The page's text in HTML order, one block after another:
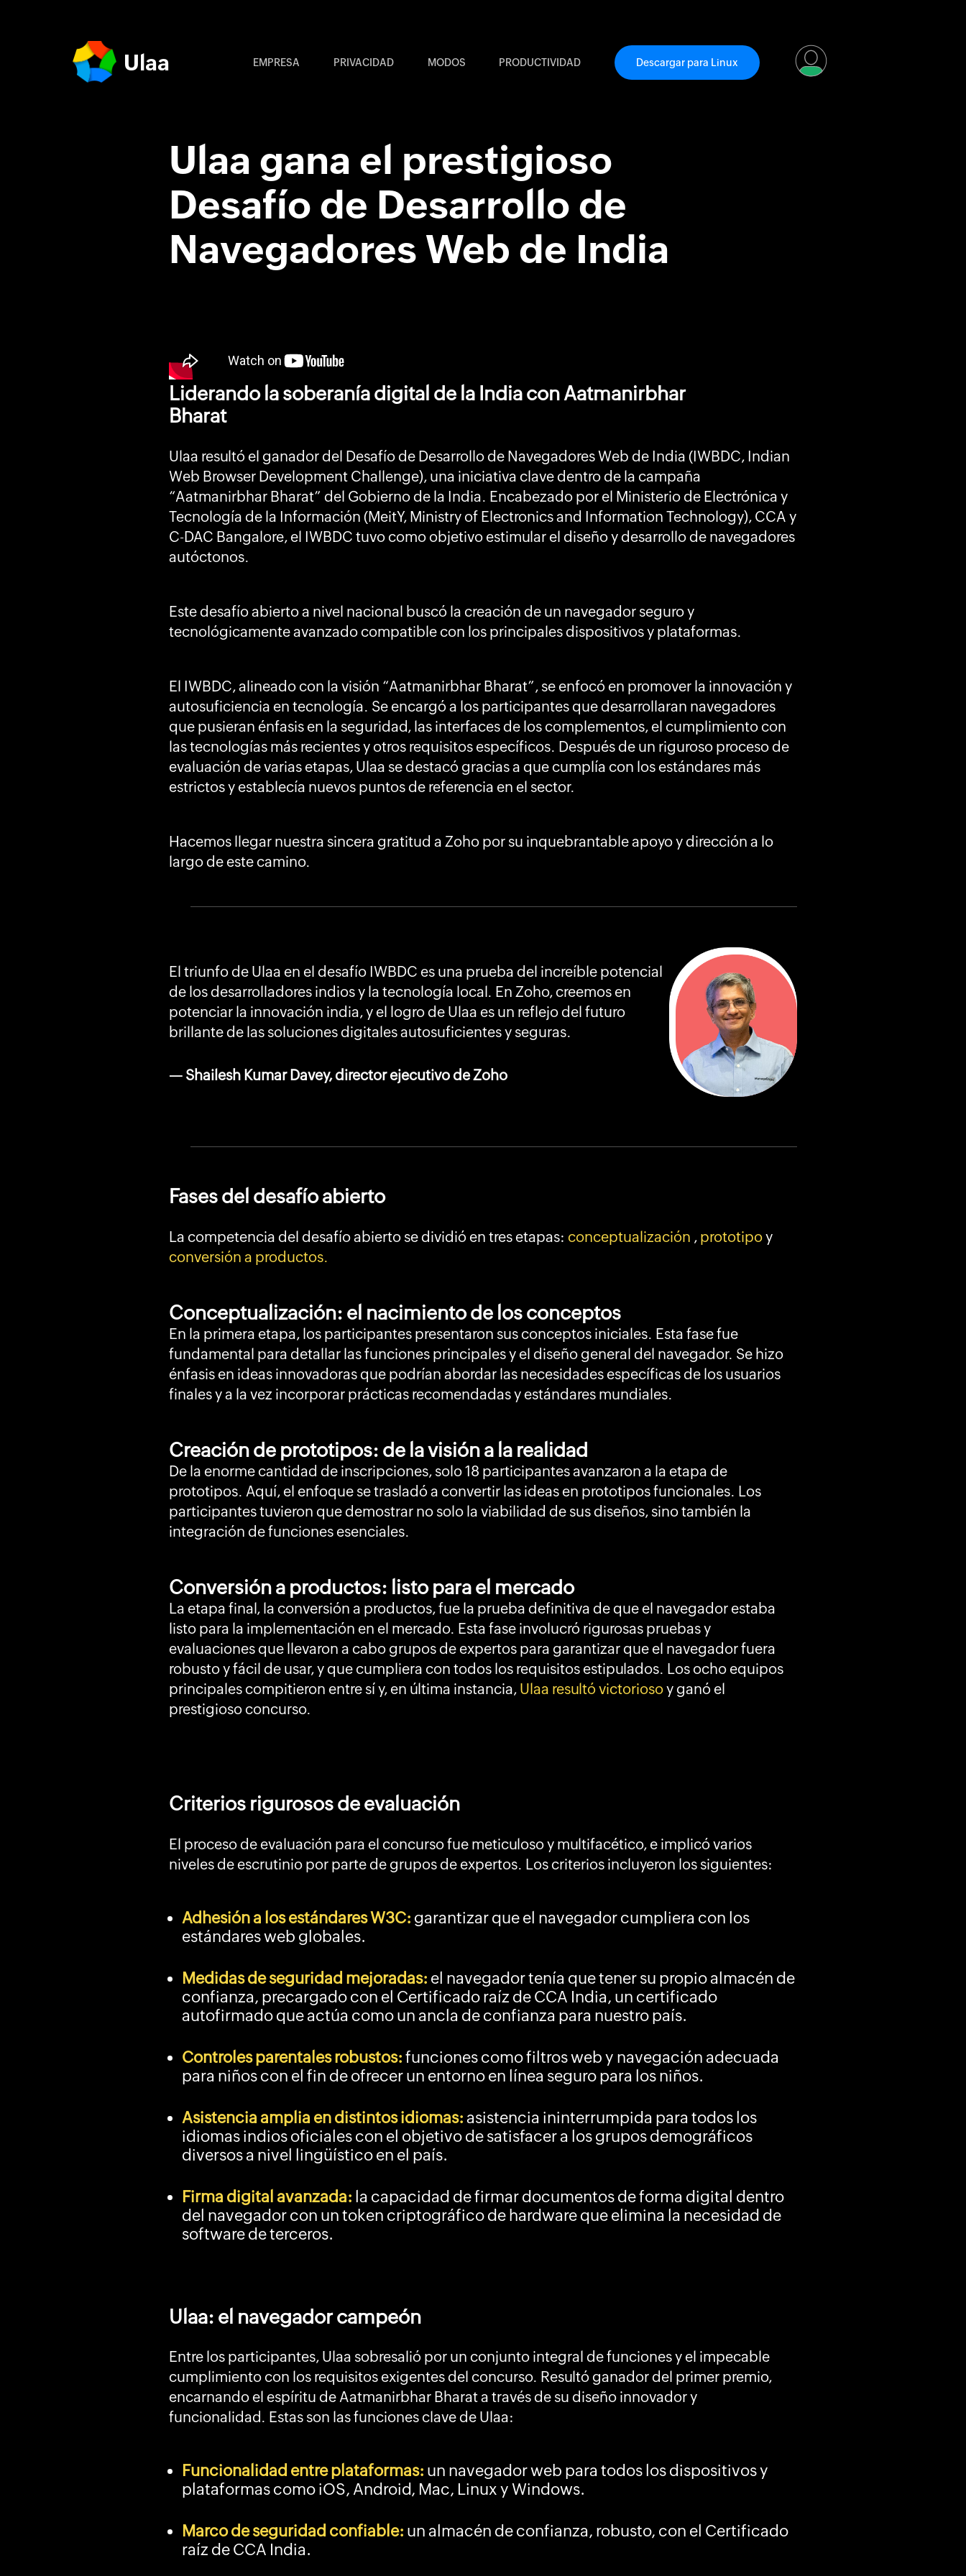
Ulaa EMPRESA PRIVACIDAD MODOS PRODUCTIVIDAD Descargar para Linux
Ulaa gana el prestigioso
Desafío de Desarrollo de
Navegadores Web de India
Liderando la soberanía digital de la India con Aatmanirbhar
Bharat
Ulaa resultó el ganador del Desafío de Desarrollo de Navegadores Web de India (IWBDC, Indian
Web Browser Development Challenge), una iniciativa clave dentro de la campaña
“Aatmanirbhar Bharat” del Gobierno de la India. Encabezado por el Ministerio de Electrónica y
Tecnología de la Información (MeitY, Ministry of Electronics and Information Technology), CCA y
C-DAC Bangalore, el IWBDC tuvo como objetivo estimular el diseño y desarrollo de navegadores
autóctonos.
Este desafío abierto a nivel nacional buscó la creación de un navegador seguro y
tecnológicamente avanzado compatible con los principales dispositivos y plataformas.
El IWBDC, alineado con la visión “Aatmanirbhar Bharat”, se enfocó en promover la innovación y
autosuficiencia en tecnología. Se encargó a los participantes que desarrollaran navegadores
que pusieran énfasis en la seguridad, las interfaces de los complementos, el cumplimiento con
las tecnologías más recientes y otros requisitos específicos. Después de un riguroso proceso de
evaluación de varias etapas, Ulaa se destacó gracias a que cumplía con los estándares más
estrictos y establecía nuevos puntos de referencia en el sector.
Hacemos llegar nuestra sincera gratitud a Zoho por su inquebrantable apoyo y dirección a lo
largo de este camino.
El triunfo de Ulaa en el desafío IWBDC es una prueba del increíble potencial
de los desarrolladores indios y la tecnología local. En Zoho, creemos en
potenciar la innovación india, y el logro de Ulaa es un reflejo del futuro
brillante de las soluciones digitales autosuficientes y seguras.
— Shailesh Kumar Davey, director ejecutivo de Zoho
Fases del desafío abierto
La competencia del desafío abierto se dividió en tres etapas:conceptualización , prototipoy
conversión a productos.
Conceptualización: el nacimiento de los conceptos
En la primera etapa, los participantes presentaron sus conceptos iniciales. Esta fase fue
fundamental para detallar las funciones principales y el diseño general del navegador. Se hizo
énfasis en ideas innovadoras que podrían abordar las necesidades específicas de los usuarios
finales y a la vez incorporar prácticas recomendadas y estándares mundiales.
Creación de prototipos: de la visión a la realidad
De la enorme cantidad de inscripciones, solo 18 participantes avanzaron a la etapa de
prototipos. Aquí, el enfoque se trasladó a convertir las ideas en prototipos funcionales. Los
participantes tuvieron que demostrar no solo la viabilidad de sus diseños, sino también la
integración de funciones esenciales.
Conversión a productos: listo para el mercado
La etapa final, la conversión a productos, fue la prueba definitiva de que el navegador estaba
listo para la implementación en el mercado. Esta fase involucró rigurosas pruebas y
evaluaciones que llevaron a cabo grupos de expertos para garantizar que el navegador fuera
robusto y fácil de usar, y que cumpliera con todos los requisitos estipulados. Los ocho equipos
principales compitieron entre sí y, en última instancia, Ulaa resultó victoriosoy ganó el
prestigioso concurso.
Criterios rigurosos de evaluación
El proceso de evaluación para el concurso fue meticuloso y multifacético, e implicó varios
niveles de escrutinio por parte de grupos de expertos. Los criterios incluyeron los siguientes:
Adhesión a los estándares W3C: garantizar que el navegador cumpliera con los
estándares web globales.
Medidas de seguridad mejoradas: el navegador tenía que tener su propio almacén de
confianza, precargado con el Certificado raíz de CCA India, un certificado
autofirmado que actúa como un ancla de confianza para nuestro país.
Controles parentales robustos:funciones como filtros web y navegación adecuada
para niños con el fin de ofrecer un entorno en línea seguro para los niños.
Asistencia amplia en distintos idiomas: asistencia ininterrumpida para todos los
idiomas indios oficiales con el objetivo de satisfacer a los grupos demográficos
diversos a nivel lingüístico en el país.
Firma digital avanzada: la capacidad de firmar documentos de forma digital dentro
del navegador con un token criptográfico de hardware que elimina la necesidad de
software de terceros.
Ulaa: el navegador campeón
Entre los participantes, Ulaa sobresalió por un conjunto integral de funciones y el impecable
cumplimiento con los requisitos exigentes del concurso. Resultó ganador del primer premio,
encarnando el espíritu de Aatmanirbhar Bharat a través de su diseño innovador y
funcionalidad. Estas son las funciones clave de Ulaa:
Funcionalidad entre plataformas: un navegador web para todos los dispositivos y
plataformas como iOS, Android, Mac, Linux y Windows.
Marco de seguridad confiable: un almacén de confianza, robusto, con el Certificado
raíz de CCA India.